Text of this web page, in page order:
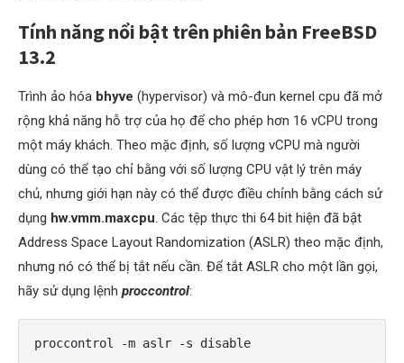
Tính năng nổi bật trên phiên bản FreeBSD
13.2
Trình ảo hóa bhyve (hypervisor) và mô-đun kernel cpu đã mở
rộng khả năng hỗ trợ của họ để cho phép hơn 16 vCPU trong
một máy khách. Theo mặc định, số lượng vCPU mà người
dùng có thể tạo chỉ bằng với số lượng CPU vật lý trên máy
chủ, nhưng giới hạn này có thể được điều chỉnh bằng cách sử
dụng hw.vmm.maxcpu . Các tệp thực thi 64 bit hiện đã bật
Address Space Layout Randomization (ASLR) theo mặc định,
nhưng nó có thể bị tắt nếu cần. Để tắt ASLR cho một lần gọi,
hãy sử dụng lệnh proccontrol:
proccontrol -m aslr -s disable